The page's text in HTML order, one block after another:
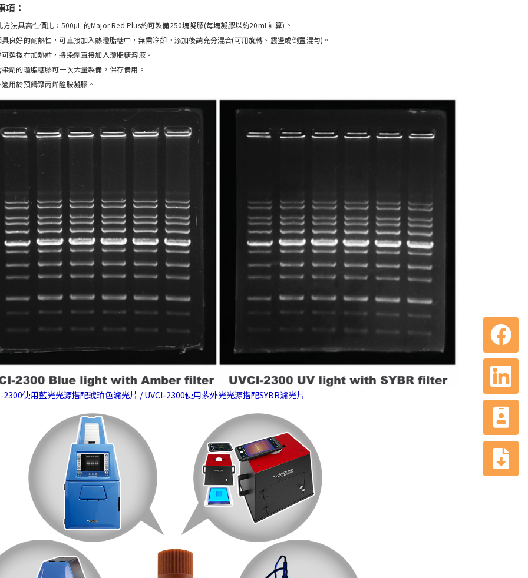
項：
法具高性價比：500μL 的Major Red Plus約可製備250塊凝膠(每塊凝膠以約20mL計算)。
好的耐熱性，可直接加入熱瓊脂糖中，無需冷卻。添加後請充分混合(可用旋轉、震盪或倒置混勻)。
擇在加熱前，將染劑直接加入瓊脂糖溶液。
的瓊脂糖膠可一次大量製備，保存備用。
於預鑄聚丙烯醯胺凝膠。
2300使用藍光光源搭配琥珀色濾光片 / UVCI-2300使用紫外光光源搭配SYBR濾光片